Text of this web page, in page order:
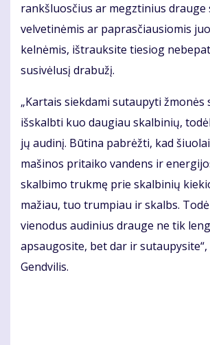
rankšluosčius ar megztinius drauge
velvetinėmis ar paprasčiausiomis
kelnėmis, ištrauksite tiesiog
susivėlusį drabužį.
„Kartais siekdami sutaupyti žmonės
išskalbti kuo daugiau skalbinių,
jų audinį. Būtina pabrėžti, kad
mašinos pritaiko vandens ir
skalbimo trukmę prie skalbinių
mažiau, tuo trumpiau ir skalbs.
vienodus audinius drauge ne tik
apsaugosite, bet dar ir sutaupysite“,
Gendvilis.